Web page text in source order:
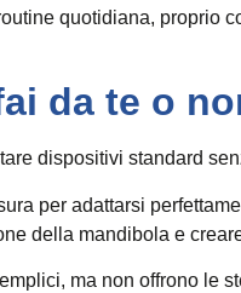
quotidiana, proprio
da te o
dispositivi standard
per adattarsi
della mandibola e
ma non offrono le